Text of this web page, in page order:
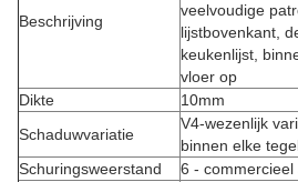
Beschrijving
veelvoudige
lijstbovenkant,
keukenlijst,
vloer op
Dikte
10mm
Schaduwvariatie
V4-wezenlijk
binnen elke
Schuringsweerstand
6 -